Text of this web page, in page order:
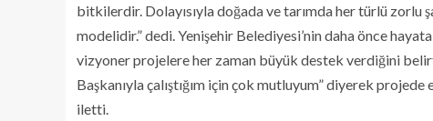
bitkilerdir. Dolayısıyla doğada ve tarımda her türlü
modelidir.” dedi. ​Yenişehir Belediyesi’nin daha önce
vizyoner projelere her zaman büyük destek verdiğini
Başkanıyla çalıştığım için çok mutluyum” diyerek
iletti.